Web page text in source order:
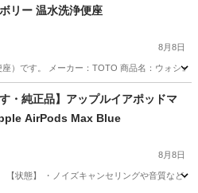
リー 温水洗浄便座
8月8日
）です。 メーカー：TOTO 商品名：ウォシュ
その他
す・純正品】アップルイアポッドマ
AirPods Max Blue
8月8日
【状態】 ・ノイズキャンセリングや音質など